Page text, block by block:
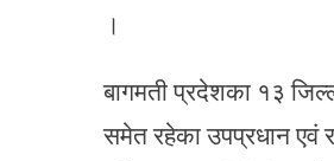
।
बागमती प्रदेशका १३
समेत रहेका उपप्रधान एवं